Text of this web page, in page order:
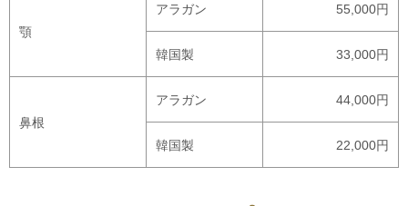
顎
アラガン 55,000円
韓国製 33,000円
鼻根
アラガン 44,000円
韓国製 22,000円